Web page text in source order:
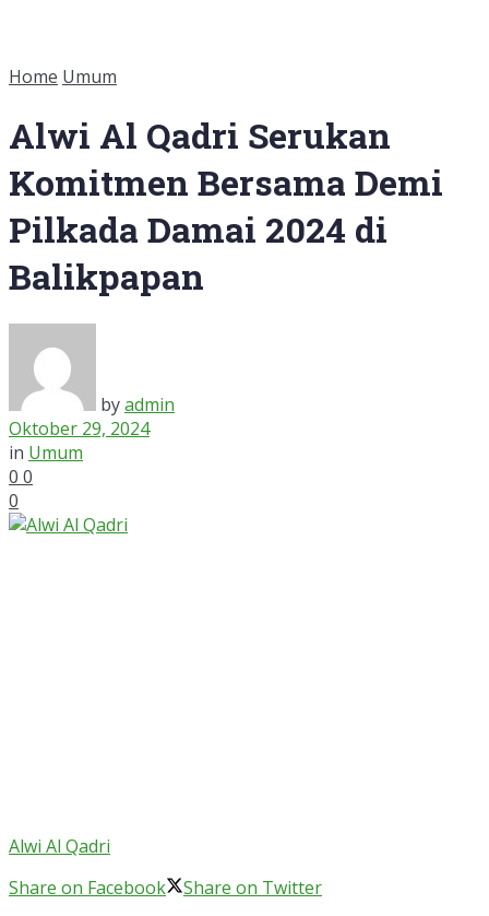
Home Umum
Alwi Al Qadri Serukan
Komitmen Bersama Demi
Pilkada Damai 2024 di
Balikpapan
byadmin
Oktober 29, 2024
in Umum
0 0
0
Alwi Al Qadri
Share on Facebook
Share on Twitter